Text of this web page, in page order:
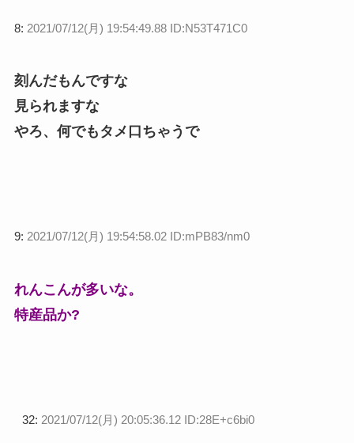
8: 2021/07/12(月) 19:54:49.88 ID:N53T471C0
刻んだもんですな
見られますな
やろ、何でもタメ口ちゃうで
9: 2021/07/12(月) 19:54:58.02 ID:mPB83/nm0
れんこんが多いな。
特産品か?
32: 2021/07/12(月) 20:05:36.12 ID:28E+c6bi0